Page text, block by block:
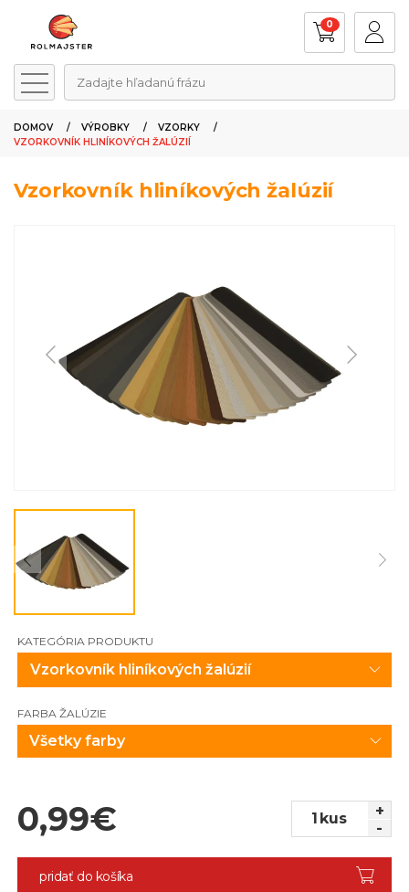
Zadajte hľadanú frázu
0
DOMOV VÝROBKY
VZORKY
VZORKOVNÍK HLINÍKOVÝCH ŽALÚZIÍ
KATEGÓRIA PRODUKTU
FARBA ŽALÚZIE
Všetky farby
0,99€ kus
+
-
pridať do košíka
Vzorkovník hliníkových žalúzií